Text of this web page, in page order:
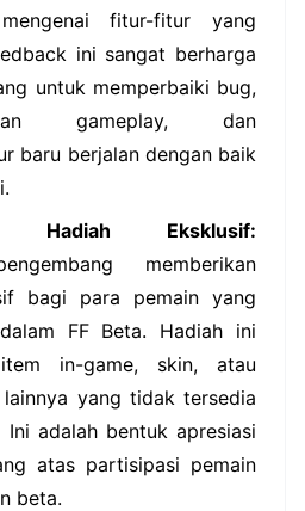
fitur-fitur yang
ini sangat berharga
untuk memperbaiki bug,
gameplay, dan
baru berjalan dengan baik
Hadiah Eksklusif:
memberikan
bagi para pemain yang
FF Beta. Hadiah ini
in-game, skin, atau
lainnya yang tidak tersedia
adalah bentuk apresiasi
atas partisipasi pemain
beta.